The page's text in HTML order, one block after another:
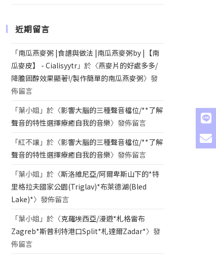
近期留言
「南瓜燕麥粥 |食譜與做法 |南瓜燕麥粥by |【南
瓜麥皮】 - Cialisyytr 」於〈燕麥片的好處多多/
降膽固醇效果顯著!/製作簡單的南瓜燕麥粥〉發
佈留言
「葉小姐 」於〈影響大腦的三種聲音檔位/**了解
聲音的特性選擇療癒自我的音樂〉發佈留言
「紅不讓 」於〈影響大腦的三種聲音檔位/**了解
聲音的特性選擇療癒自我的音樂〉發佈留言
「葉小姐 」於〈斯洛維尼亞/阿爾卑斯山下的*特
里格拉夫國家公園(Triglav)*布萊德湖(Bled
Lake)*〉發佈留言
「葉小姐 」於〈克羅埃西亞/漫遊*札格雷布
Zagreb*斯普利特港口Split*札達爾Zadar*〉發
佈留言